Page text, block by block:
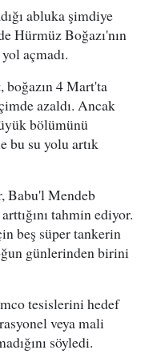
abluka şimdiye
Hürmüz Boğazı'nın
açmadı.
boğazın 4 Mart'ta
azaldı. Ancak
bölümünü
bu su yolu artık
Babu'l Mendeb
tahmin ediyor.
beş süper tankerin
günlerinden birini
tesislerini hedef
veya mali
söyledi.